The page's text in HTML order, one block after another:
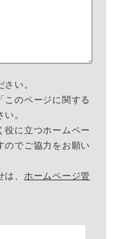
い。
のページに関する
。
に立つホームペー
のでご協力をお願い
、 ホームページ管